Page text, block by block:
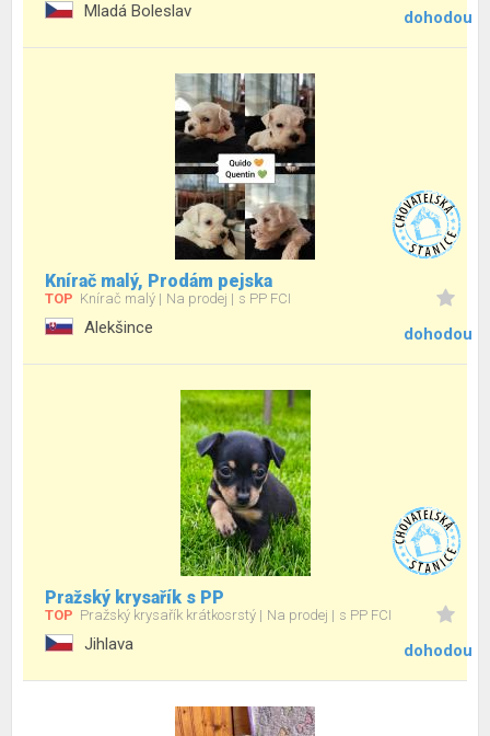
Mladá Boleslav dohodou
Knírač malý, Prodám pejska
TOP Knírač malý Na prodej s PP FCI
Alekšince dohodou
Pražský krysařík s PP
TOP Pražský krysařík krátkosrstý Na prodej s PP FCI
Jihlava dohodou